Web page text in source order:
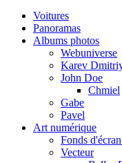
Voitures
Panoramas
Albums photos
Webuniverse
Karev
John Doe
Chmiel
Gabe
Pavel
Art numérique
Fonds
Vecteur